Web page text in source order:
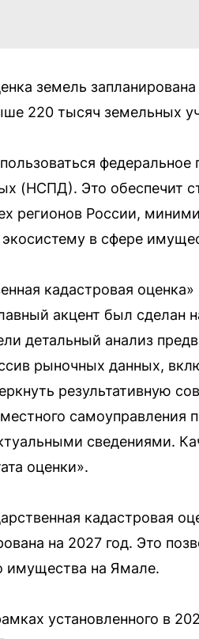
земель
220 тысяч земельных
(НСПД). Это обеспечит
регионов России,
в сфере
кадастровая
акцент был сделан
детальный анализ
рыночных данных,
результативную
самоуправления
сведениями.
оценки».
кадастровая
на 2027 год. Это
имущества на Ямале.
установленного в